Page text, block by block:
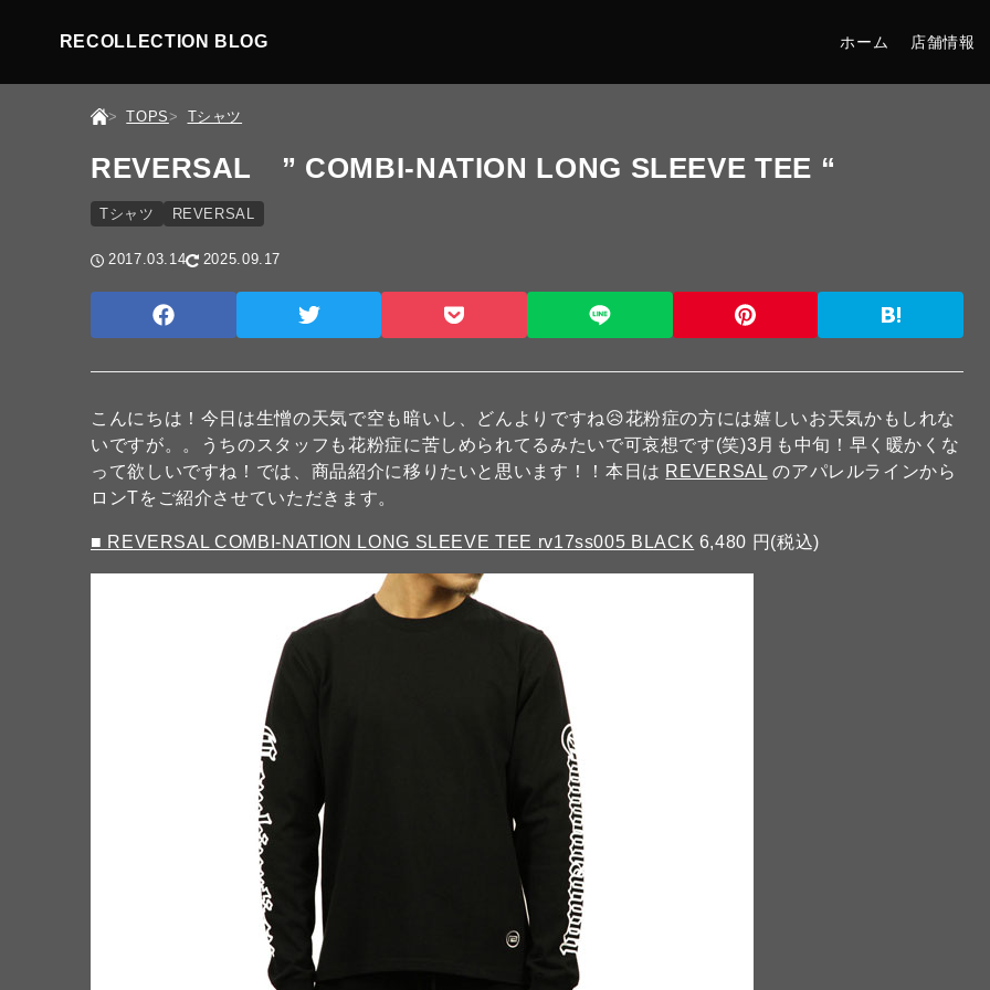
RECOLLECTION BLOG ホーム 店舗情報
TOPS Tシャツ
REVERSAL ” COMBI-NATION LONG SLEEVE TEE “
Tシャツ REVERSAL
2017.03.14 2025.09.17
こんにちは！今日は生憎の天気で空も暗いし、どんよりですね😥花粉症の方には嬉しいお天気かもしれな
いですが。。うちのスタッフも花粉症に苦しめられてるみたいで可哀想です(笑)3月も中旬！早く暖かくな
って欲しいですね！では、商品紹介に移りたいと思います！！本日は REVERSAL のアパレルラインから
ロンTをご紹介させていただきます。
■ REVERSAL COMBI-NATION LONG SLEEVE TEE rv17ss005 BLACK 6,480 円(税込)